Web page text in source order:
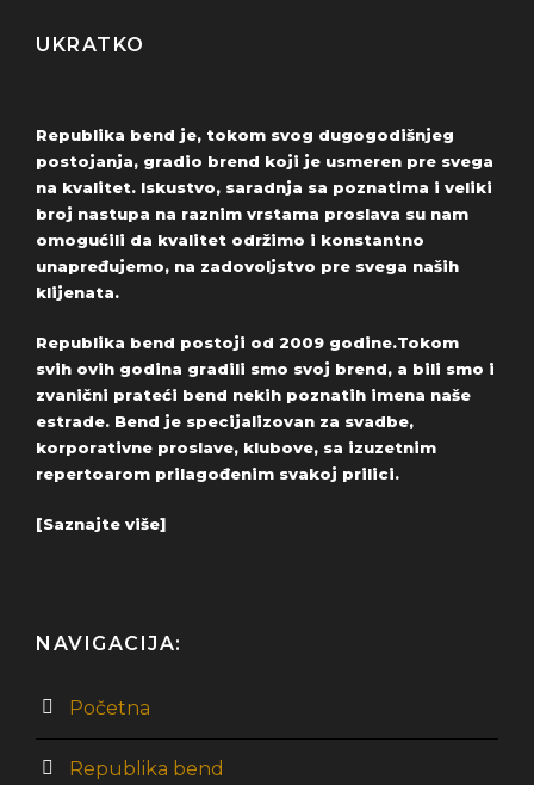
UKRATKO
Republika bend je, tokom svog dugogodišnjeg
postojanja, gradio brend koji je usmeren pre svega
na kvalitet. Iskustvo, saradnja sa poznatima i veliki
broj nastupa na raznim vrstama proslava su nam
omogućili da kvalitet održimo i konstantno
unapređujemo, na zadovoljstvo pre svega naših
klijenata.
Republika bend postoji od 2009 godine.Tokom
svih ovih godina gradili smo svoj brend, a bili smo i
zvanični prateći bend nekih poznatih imena naše
estrade. Bend je specijalizovan za svadbe,
korporativne proslave, klubove, sa izuzetnim
repertoarom prilagođenim svakoj prilici.
[Saznajte više]
NAVIGACIJA:
Početna
Republika bend